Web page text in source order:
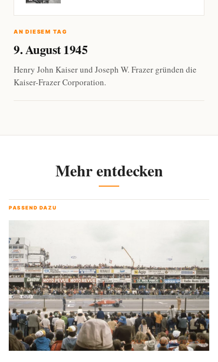
AN DIESEM TAG
9. August 1945
Henry John Kaiser und Joseph W. Frazer gründen die
Kaiser-Frazer Corporation.
Mehr entdecken
PASSEND DAZU